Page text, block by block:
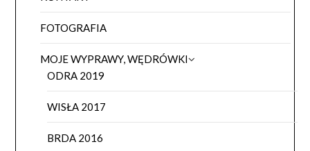
FOTOGRAFIA
MOJE WYPRAWY, WĘDRÓWKI
ODRA 2019
WISŁA 2017
BRDA 2016